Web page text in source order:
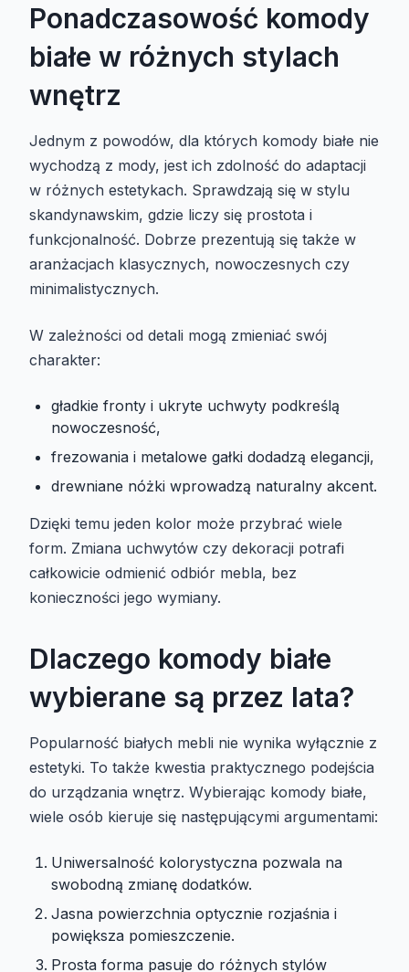
Ponadczasowość komody
białe w różnych stylach
wnętrz
Jednym z powodów, dla których komody białe nie
wychodzą z mody, jest ich zdolność do adaptacji
w różnych estetykach. Sprawdzają się w stylu
skandynawskim, gdzie liczy się prostota i
funkcjonalność. Dobrze prezentują się także w
aranżacjach klasycznych, nowoczesnych czy
minimalistycznych.
W zależności od detali mogą zmieniać swój
charakter:
gładkie fronty i ukryte uchwyty podkreślą
nowoczesność,
frezowania i metalowe gałki dodadzą elegancji,
drewniane nóżki wprowadzą naturalny akcent.
Dzięki temu jeden kolor może przybrać wiele
form. Zmiana uchwytów czy dekoracji potrafi
całkowicie odmienić odbiór mebla, bez
konieczności jego wymiany.
Dlaczego komody białe
wybierane są przez lata?
Popularność białych mebli nie wynika wyłącznie z
estetyki. To także kwestia praktycznego podejścia
do urządzania wnętrz. Wybierając komody białe,
wiele osób kieruje się następującymi argumentami:
Uniwersalność kolorystyczna pozwala na
swobodną zmianę dodatków.
Jasna powierzchnia optycznie rozjaśnia i
powiększa pomieszczenie.
Prosta forma pasuje do różnych stylów